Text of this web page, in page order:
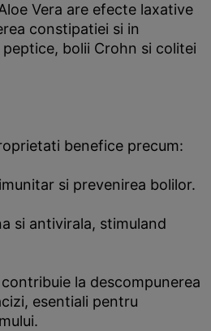
Vera are efecte laxative
constipatiei si in
bolii Crohn si colitei
benefice precum:
si prevenirea bolilor.
si antivirala, stimuland
la descompunerea
esentiali pentru